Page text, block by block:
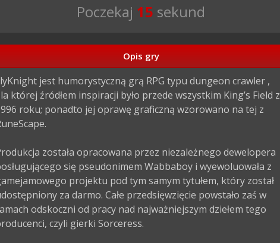
Poczekaj 14 sekund
Opis gry
jest humorystyczną grą RPG typu dungeon crawler ,
której źródłem inspiracji było przede wszystkim King’s Field z
roku; ponadto jej oprawę graficzną wzorowano na tej z
została opracowana przez niezależnego dewelopera
się pseudonimem Wabbaboy i wyewoluowała z
projektu pod tym samym tytułem, który został
za darmo. Całe przedsięwzięcie powstało zaś w
odskoczni od pracy nad najważniejszym dziełem tego
czyli gierki Sorceress.